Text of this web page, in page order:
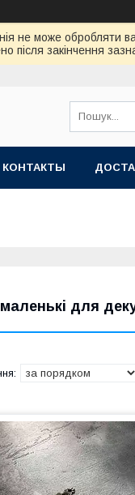
не може
після закінчення
КОНТАКТЫ
для